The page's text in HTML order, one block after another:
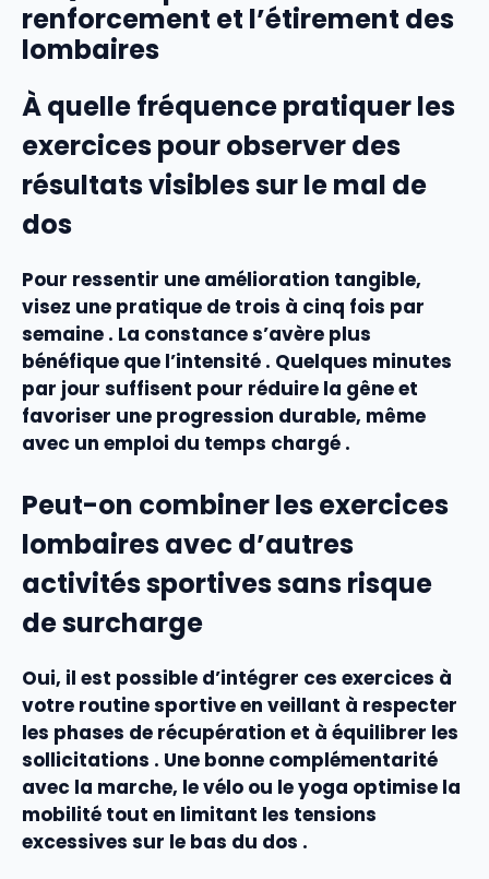
renforcement et l’étirement des
lombaires
À quelle fréquence pratiquer les
exercices pour observer des
résultats visibles sur le mal de
dos
Pour ressentir une amélioration tangible,
visez une pratique de trois à cinq fois par
semaine . La constance s’avère plus
bénéfique que l’intensité . Quelques minutes
par jour suffisent pour réduire la gêne et
favoriser une progression durable, même
avec un emploi du temps chargé .
Peut-on combiner les exercices
lombaires avec d’autres
activités sportives sans risque
de surcharge
Oui, il est possible d’intégrer ces exercices à
votre routine sportive en veillant à respecter
les phases de récupération et à équilibrer les
sollicitations . Une bonne complémentarité
avec la marche, le vélo ou le yoga optimise la
mobilité tout en limitant les tensions
excessives sur le bas du dos .